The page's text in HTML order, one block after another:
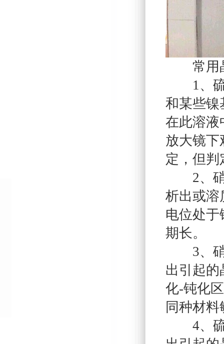
常用晶
1、硫
和某些镍
在此溶液
放大镜下
定，但判
2、硝
析出或溶
电位处
期长。
3、硝
出引起的
化-钝化
同种材
4、硫